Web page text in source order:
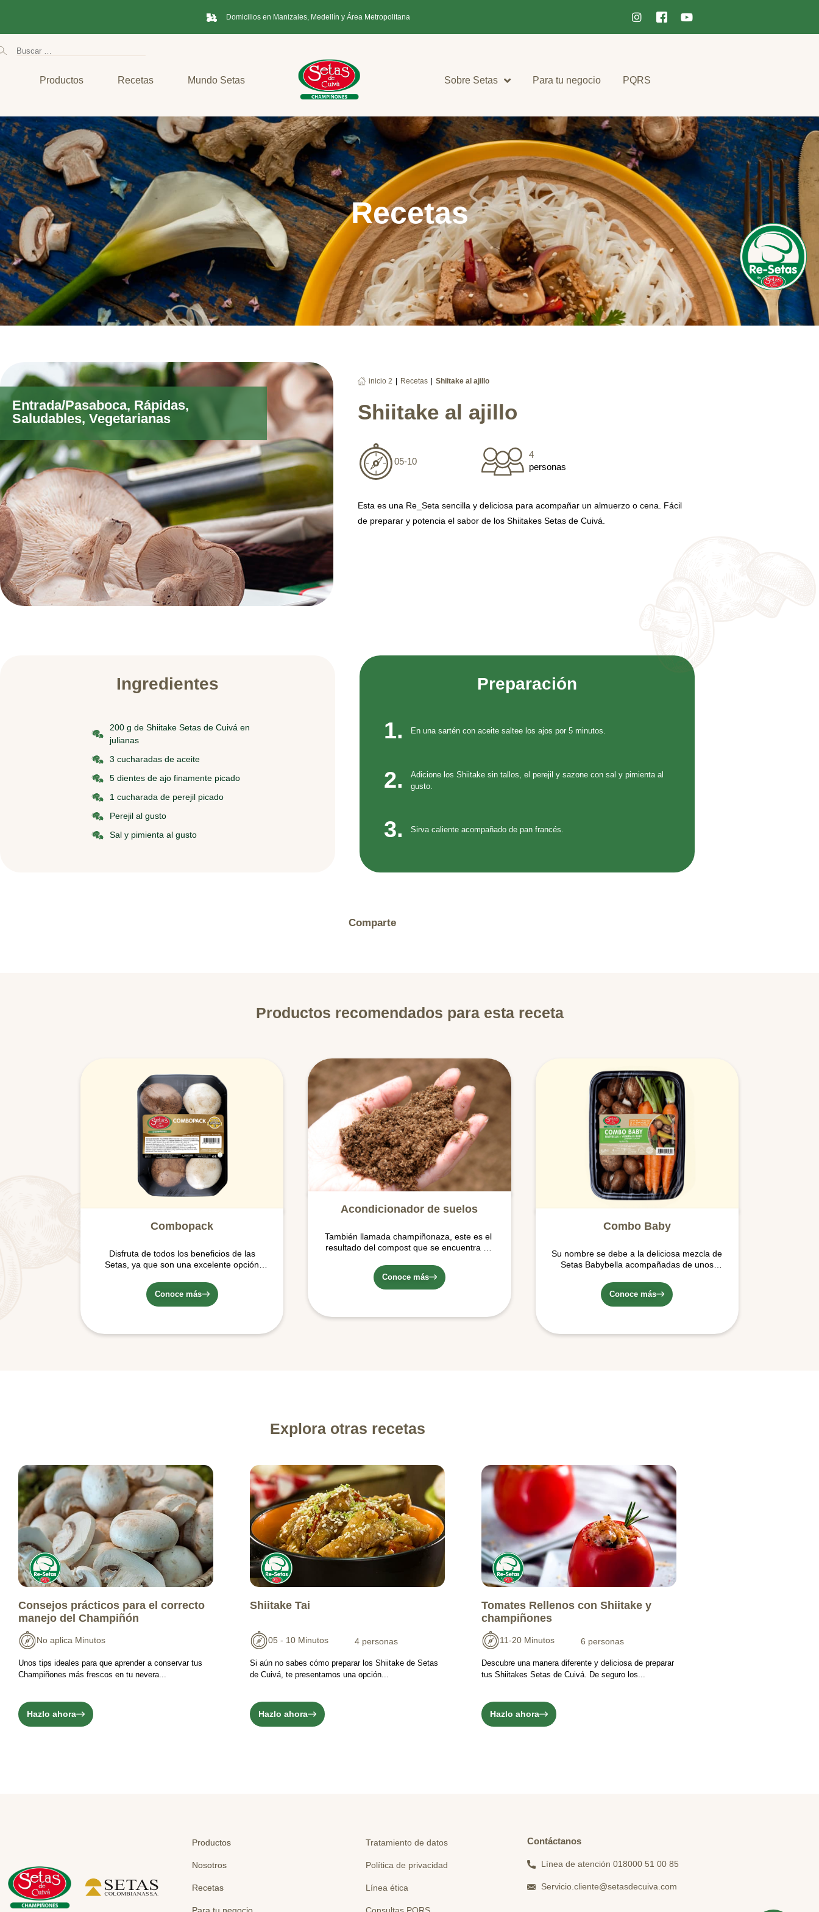
Domicilios en Manizales, Medellín y Área Metropolitana
Productos Recetas Mundo Setas Sobre Setas Para tu negocio PQRS
Recetas
Entrada/Pasaboca, Rápidas,
Saludables, Vegetarianas
inicio 2 Recetas Shiitake al ajillo
Shiitake al ajillo
05-10
4
personas
Esta es una Re_Seta sencilla y deliciosa para acompañar un almuerzo o cena. Fácil
de preparar y potencia el sabor de los Shiitakes Setas de Cuivá.
Ingredientes
200 g de Shiitake Setas de Cuivá en
julianas
3 cucharadas de aceite
5 dientes de ajo finamente picado
1 cucharada de perejil picado
Perejil al gusto
Sal y pimienta al gusto
Preparación
1. En una sartén con aceite saltee los ajos por 5 minutos.
2.
Adicione los Shiitake sin tallos, el perejil y sazone con sal y pimienta al
gusto.
3. Sirva caliente acompañado de pan francés.
Comparte
Productos recomendados para esta receta
Combopack
Disfruta de todos los beneficios de las
Setas, ya que son una excelente opción
vitaminas y minerales y su bajo aporte de
calorías y grasas.
Conoce más
Acondicionador de suelos
También llamada champiñonaza, este es el
resultado del compost que se encuentra en
Conoce más
Combo Baby
Su nombre se debe a la deliciosa mezcla de
Setas Babybella acompañadas de unos
cuales pueden variar entre zanahorias de
colores naranja o amarillo o Zucchini),
ideales para hacer tus preparaciones más
Conoce más
Explora otras recetas
Consejos prácticos para el correcto
manejo del Champiñón
No aplica Minutos
Unos tips ideales para que aprender a conservar tus
Champiñones más frescos en tu nevera...
Hazlo ahora
Shiitake Tai
05 - 10 Minutos 4 personas
Si aún no sabes cómo preparar los Shiitake de Setas
de Cuivá, te presentamos una opción...
Hazlo ahora
Tomates Rellenos con Shiitake y
champiñones
11-20 Minutos 6 personas
Descubre una manera diferente y deliciosa de preparar
tus Shiitakes Setas de Cuivá. De seguro los...
Hazlo ahora
Productos
Nosotros
Recetas
Tratamiento de datos
Política de privacidad
Línea ética
Contáctanos
Línea de atención 018000 51 00 85
Servicio.cliente@setasdecuiva.com